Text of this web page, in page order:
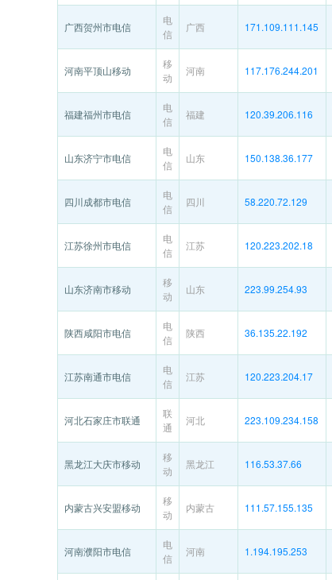
广西贺州市电信
电
信
广西 171.109.111.145
河南平顶山移动
移
动
河南 117.176.244.201
福建福州市电信
电
信
福建 120.39.206.116
山东济宁市电信
电
信
山东 150.138.36.177
四川成都市电信
电
信
四川 58.220.72.129
江苏徐州市电信
电
信
江苏 120.223.202.18
山东济南市移动
移
动
山东 223.99.254.93
陕西咸阳市电信
电
信
陕西 36.135.22.192
江苏南通市电信
电
信
江苏 120.223.204.17
河北石家庄市联通
联
通
河北 223.109.234.158
黑龙江大庆市移动
移
动
黑龙江 116.53.37.66
内蒙古兴安盟移动
移
动
内蒙古 111.57.155.135
河南濮阳市电信
电
信
河南 1.194.195.253